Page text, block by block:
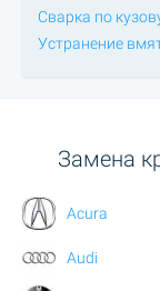
Сварка по
Устранение
Замена
Acura
Audi